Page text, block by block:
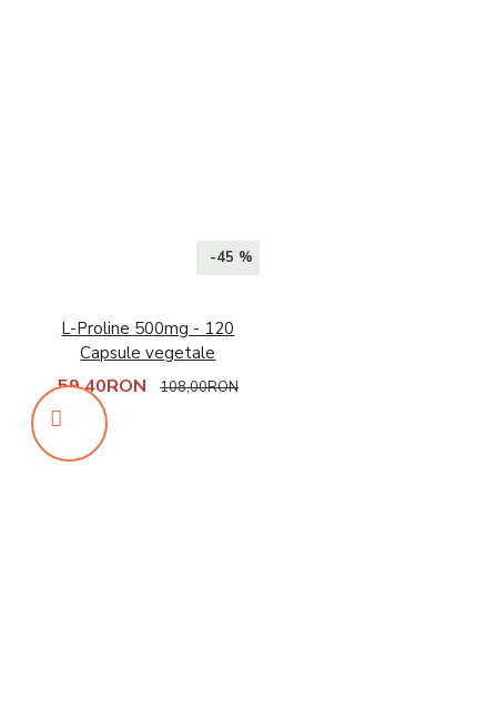
-45 %
L-Proline 500mg - 120
Capsule vegetale
59,40RON 108,00RON